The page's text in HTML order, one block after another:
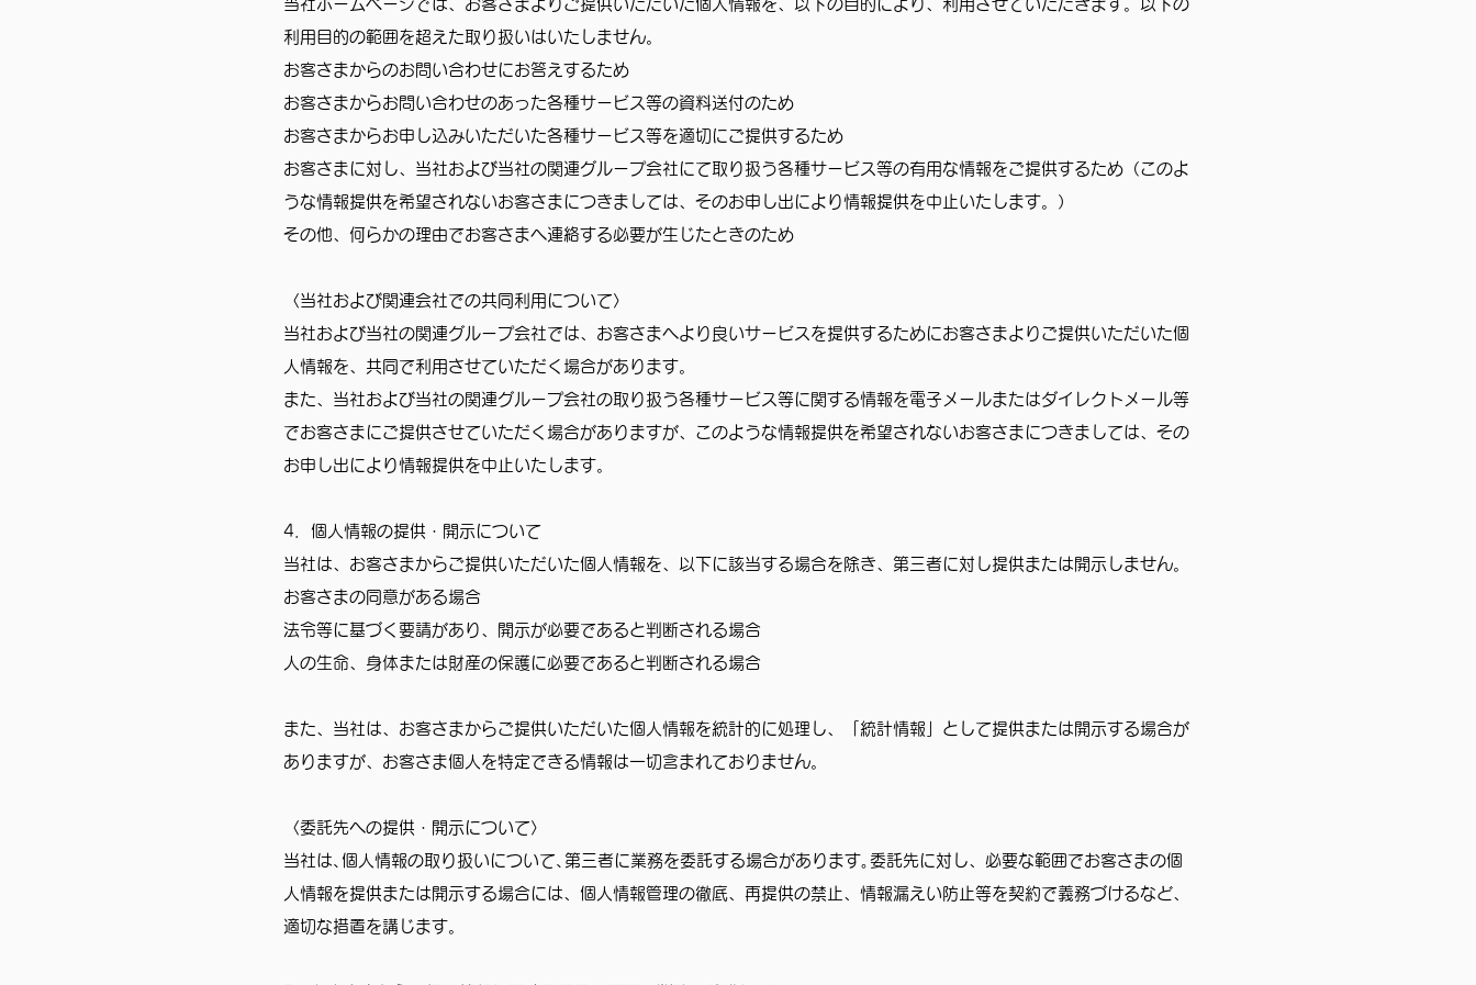
当社ホームページでは、お客さまよりご提供いただいた個人情報を、以下の目的により、利用させていただきます。以下の
利用目的の範囲を超えた取り扱いはいたしません。
お客さまからのお問い合わせにお答えするため
お客さまからお問い合わせのあった各種サービス等の資料送付のため
お客さまからお申し込みいただいた各種サービス等を適切にご提供するため
お客さまに対し、当社および当社の関連グループ会社にて取り扱う各種サービス等の有用な情報をご提供するため（このよ
うな情報提供を希望されないお客さまにつきましては、そのお申し出により情報提供を中止いたします。）
その他、何らかの理由でお客さまへ連絡する必要が生じたときのため
〈当社および関連会社での共同利用について〉
当社および当社の関連グループ会社では、お客さまへより良いサービスを提供するためにお客さまよりご提供いただいた個
人情報を、共同で利用させていただく場合があります。
また、当社および当社の関連グループ会社の取り扱う各種サービス等に関する情報を電子メールまたはダイレクトメール等
でお客さまにご提供させていただく場合がありますが、このような情報提供を希望されないお客さまにつきましては、その
お申し出により情報提供を中止いたします。
4．個人情報の提供・開示について
当社は、お客さまからご提供いただいた個人情報を、以下に該当する場合を除き、第三者に対し提供または開示しません。
お客さまの同意がある場合
法令等に基づく要請があり、開示が必要であると判断される場合
人の生命、身体または財産の保護に必要であると判断される場合
また、当社は、お客さまからご提供いただいた個人情報を統計的に処理し、「統計情報」として提供または開示する場合が
ありますが、お客さま個人を特定できる情報は一切含まれておりません。
〈委託先への提供・開示について〉
当社は､個人情報の取り扱いについて､第三者に業務を委託する場合があります｡委託先に対し、必要な範囲でお客さまの個
人情報を提供または開示する場合には、個人情報管理の徹底、再提供の禁止、情報漏えい防止等を契約で義務づけるなど、
適切な措置を講じます。